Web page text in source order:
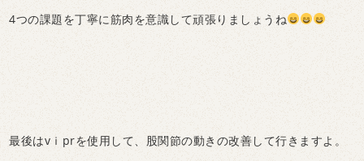
4つの課題を丁寧に筋肉を意識して頑張りましょうね
最後はvｉprを使用して、股関節の動きの改善して行きますよ。